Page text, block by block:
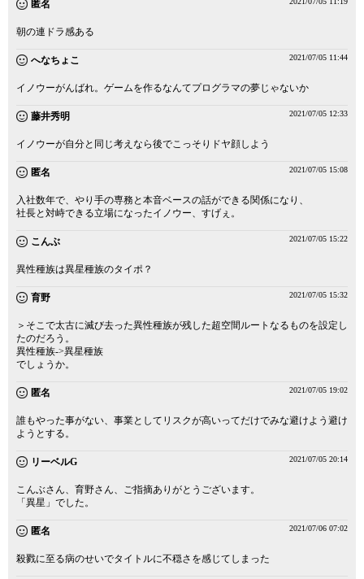
匿名
朝の連ドラ感ある
へなちょこ 2021/07/05 11:44
イノウーがんばれ。ゲームを作るなんてプログラマの夢じゃないか
藤井秀明 2021/07/05 12:33
イノウーが自分と同じ考えなら後でこっそりドヤ顔しよう
匿名 2021/07/05 15:08
入社数年で、やり手の専務と本音ベースの話ができる関係になり、
社長と対峙できる立場になったイノウー、すげぇ。
こんぶ 2021/07/05 15:22
異性種族は異星種族のタイポ？
育野 2021/07/05 15:32
＞そこで太古に滅び去った異性種族が残した超空間ルートなるものを設定し
たのだろう。
異性種族->異星種族
でしょうか。
匿名 2021/07/05 19:02
誰もやった事がない、事業としてリスクが高いってだけでみな避けよう避け
ようとする。
リーベルG 2021/07/05 20:14
こんぶさん、育野さん、ご指摘ありがとうございます。
「異星」でした。
匿名 2021/07/06 07:02
殺戮に至る病のせいでタイトルに不穏さを感じてしまった